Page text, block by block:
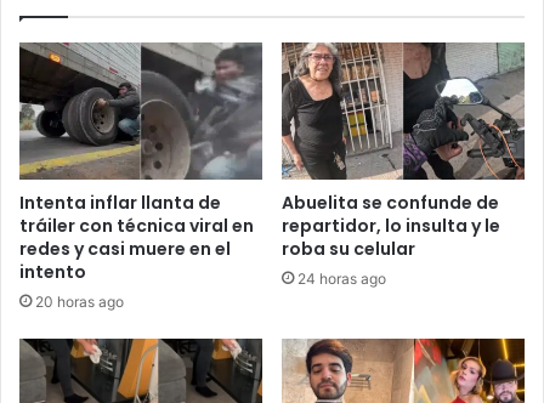
Intenta inflar llanta de
tráiler con técnica viral en
redes y casi muere en el
intento
20 horas ago
Abuelita se confunde de
repartidor, lo insulta y le
roba su celular
24 horas ago